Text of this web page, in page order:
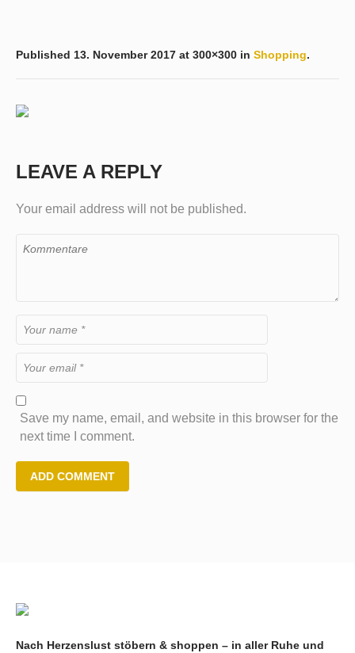
Published 13. November 2017 at 300×300 in Shopping.
LEAVE A REPLY
Your email address will not be published.
Save my name, email, and website in this browser for the
next time I comment.
Nach Herzenslust stöbern & shoppen – in aller Ruhe und